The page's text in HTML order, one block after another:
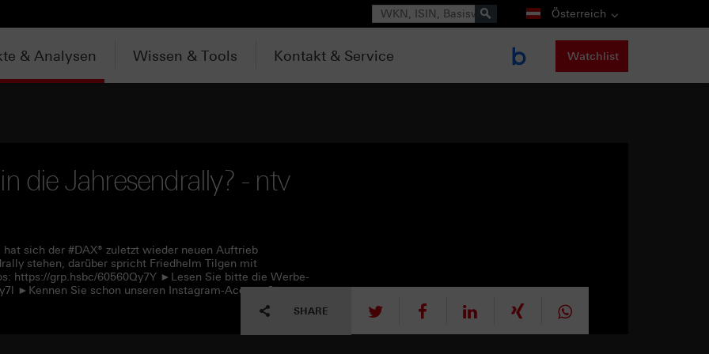
Suche Österreich
& Analysen Wissen & Tools Kontakt & Service Watchlist
die Jahresendrally? - ntv
sich der #DAX® zuletzt wieder neuen Auftrieb
stehen, darüber spricht Friedhelm Tilgen mit
https://grp.hsbc/60560Qy7Y ►Lesen Sie bitte die Werbe-
►Kennen Sie schon unseren Instagram-Account?
SHARE tweet mitteilen